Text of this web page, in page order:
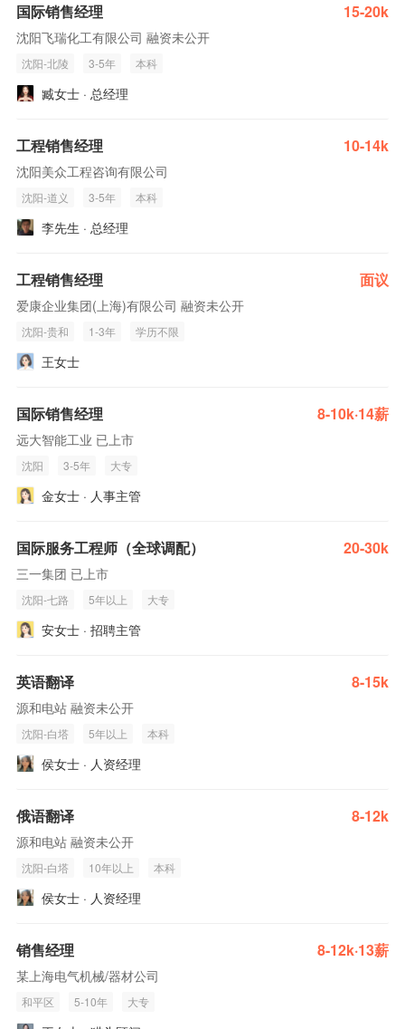
国际销售经理 15-20k
沈阳飞瑞化工有限公司 融资未公开
沈阳-北陵 3-5年 本科
臧女士 · 总经理
工程销售经理 10-14k
沈阳美众工程咨询有限公司
沈阳-道义 3-5年 本科
李先生 · 总经理
工程销售经理 面议
爱康企业集团(上海)有限公司 融资未公开
沈阳-贵和 1-3年 学历不限
王女士
国际销售经理 8-10k·14薪
远大智能工业 已上市
沈阳 3-5年 大专
金女士 · 人事主管
国际服务工程师（全球调配） 20-30k
三一集团 已上市
沈阳-七路 5年以上 大专
安女士 · 招聘主管
英语翻译 8-15k
源和电站 融资未公开
沈阳-白塔 5年以上 本科
侯女士 · 人资经理
俄语翻译 8-12k
源和电站 融资未公开
沈阳-白塔 10年以上 本科
侯女士 · 人资经理
销售经理 8-12k·13薪
某上海电气机械/器材公司
和平区 5-10年 大专